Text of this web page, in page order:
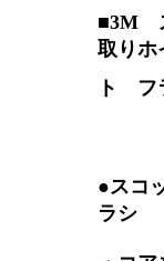
■3M
取りホ
ト フ
●スコ
ラシ